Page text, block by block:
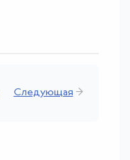
Следующая →